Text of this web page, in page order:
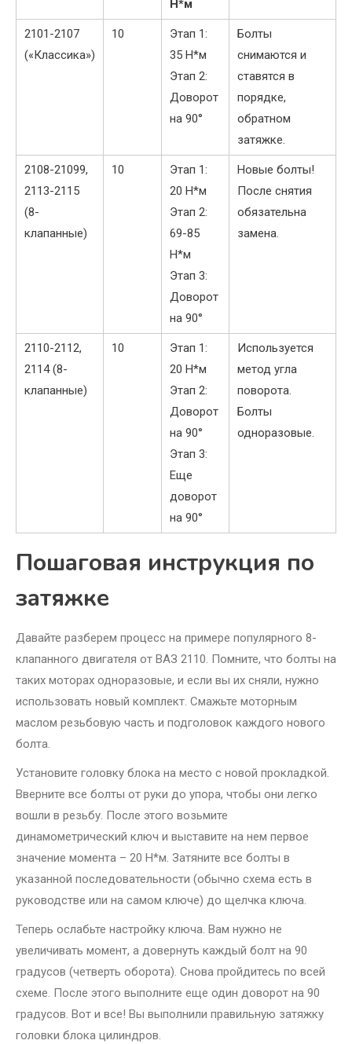
Н*м
2101-2107
(«Классика»)
10
Этап 1:
35 Н*м
Этап 2:
Доворот
на 90°
Болты
снимаются и
ставятся в
порядке,
обратном
затяжке.
2108-21099,
2113-2115
(8-
клапанные)
10
Этап 1:
20 Н*м
Этап 2:
69-85
Н*м
Этап 3:
Доворот
на 90°
Новые болты!
После снятия
обязательна
замена.
2110-2112,
2114 (8-
клапанные)
10
Этап 1:
20 Н*м
Этап 2:
Доворот
на 90°
Этап 3:
Еще
доворот
на 90°
Используется
метод угла
поворота.
Болты
одноразовые.
Пошаговая инструкция по
затяжке
Давайте разберем процесс на примере популярного 8-
клапанного двигателя от ВАЗ 2110. Помните, что болты на
таких моторах одноразовые, и если вы их сняли, нужно
использовать новый комплект. Смажьте моторным
маслом резьбовую часть и подголовок каждого нового
болта.
Установите головку блока на место с новой прокладкой.
Вверните все болты от руки до упора, чтобы они легко
вошли в резьбу. После этого возьмите
динамометрический ключ и выставите на нем первое
значение момента – 20 Н*м. Затяните все болты в
указанной последовательности (обычно схема есть в
руководстве или на самом ключе) до щелчка ключа.
Теперь ослабьте настройку ключа. Вам нужно не
увеличивать момент, а довернуть каждый болт на 90
градусов (четверть оборота). Снова пройдитесь по всей
схеме. После этого выполните еще один доворот на 90
градусов. Вот и все! Вы выполнили правильную затяжку
головки блока цилиндров.